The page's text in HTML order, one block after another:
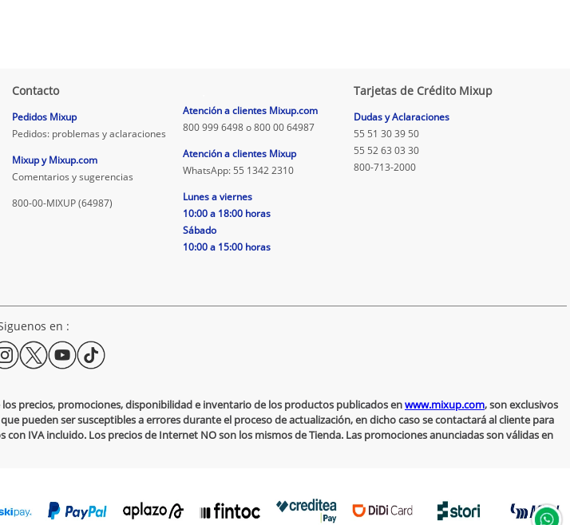
Contacto
Pedidos Mixup
Pedidos: problemas y aclaraciones
Mixup y Mixup.com
Comentarios y sugerencias
800-00-MIXUP (64987)
Atención a clientes Mixup.com
800 999 6498 o 800 00 64987
Atención a clientes Mixup
WhatsApp: 55 1342 2310
Lunes a viernes
10:00 a 18:00 horas
Sábado
10:00 a 15:00 horas
Tarjetas de Crédito Mixup
Dudas y Aclaraciones
55 51 30 39 50
55 52 63 03 30
800-713-2000
en :
precios, promociones, disponibilidad e inventario de los productos publicados enwww.mixup.com, son exclusivos
pueden ser susceptibles a errores durante el proceso de actualización, en dicho caso se contactará al cliente para
IVA incluido. Los precios de Internet NO son los mismos de Tienda. Las promociones anunciadas son válidas en